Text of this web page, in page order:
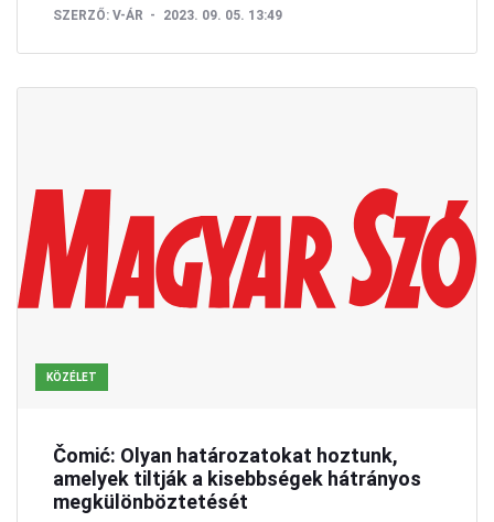
SZERZŐ: V-ÁR 2023. 09. 05. 13:49
KÖZÉLET
Čomić: Olyan határozatokat hoztunk,
amelyek tiltják a kisebbségek hátrányos
megkülönböztetését